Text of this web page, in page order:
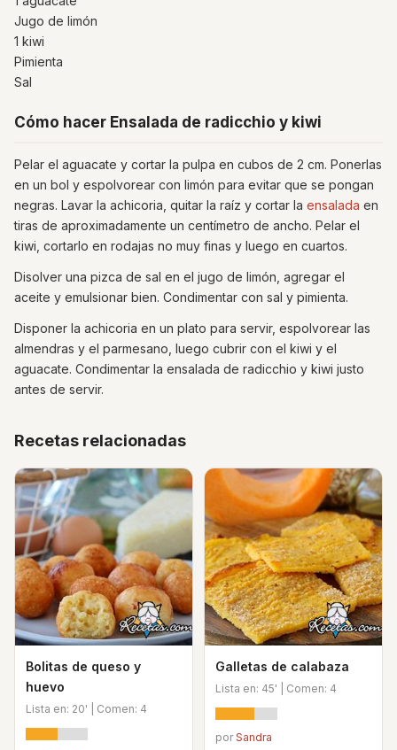
Jugo de limón
1 kiwi
Pimienta
Sal
Cómo hacer Ensalada de radicchio y kiwi
Pelar el aguacate y cortar la pulpa en cubos de 2 cm. Ponerlas
en un bol y espolvorear con limón para evitar que se pongan
negras. Lavar la achicoria, quitar la raíz y cortar la ensalada en
tiras de aproximadamente un centímetro de ancho. Pelar el
kiwi, cortarlo en rodajas no muy finas y luego en cuartos.
Disolver una pizca de sal en el jugo de limón, agregar el
aceite y emulsionar bien. Condimentar con sal y pimienta.
Disponer la achicoria en un plato para servir, espolvorear las
almendras y el parmesano, luego cubrir con el kiwi y el
aguacate. Condimentar la ensalada de radicchio y kiwi justo
antes de servir.
Recetas relacionadas
Bolitas de queso y
huevo
Lista en: 20' | Comen: 4
Galletas de calabaza
Lista en: 45' | Comen: 4
porSandra